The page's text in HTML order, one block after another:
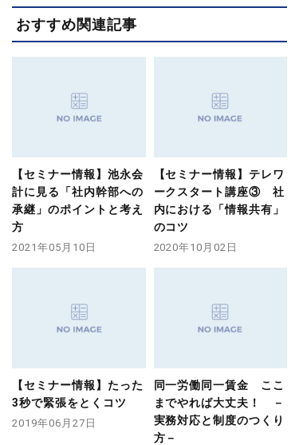
おすすめ関連記事
【セミナー情報】池永会
計に見る「社内幹部への
承継」のポイントと考え
方
2021年05月10日
【セミナー情報】テレワ
ークスタート講座③ 社
内における「情報共有」
のコツ
2020年10月02日
【セミナー情報】たった
3秒で緊張をとくコツ
2019年06月27日
同一労働同一賃金 ここ
までやれば大丈夫！ －
実務対応と制度のつくり
方－